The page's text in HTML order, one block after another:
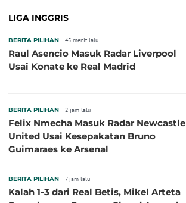
LIGA INGGRIS
BERITA PILIHAN 45 menit lalu
Raul Asencio Masuk Radar Liverpool
Usai Konate ke Real Madrid
BERITA PILIHAN 2 jam lalu
Felix Nmecha Masuk Radar Newcastle
United Usai Kesepakatan Bruno
Guimaraes ke Arsenal
BERITA PILIHAN 7 jam lalu
Kalah 1-3 dari Real Betis, Mikel Arteta